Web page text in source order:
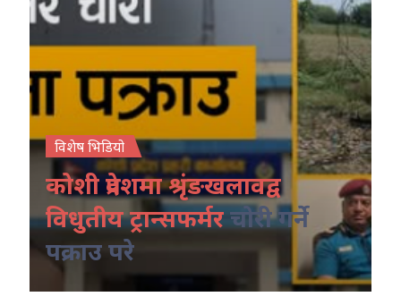
विशेष भिडियो
कोशी प्रदेशमा श्रृंङखलावद्व
विधुतीय ट्रान्सफर्मरचोरी गर्ने
पक्राउ परे